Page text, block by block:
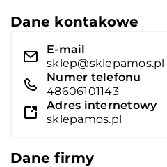
Dane kontakowe
E-mail
sklep@sklepamos.pl
Numer telefonu
48606101143
Adres internetowy
sklepamos.pl
Dane firmy